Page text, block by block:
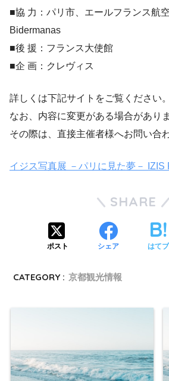
■協 力：パリ市、エールフランス航
Bidermanas
■後 援：フランス大使館
■企 画：クレヴィス
詳しくは下記サイトをご覧ください。
なお、内容に変更がある場合があり
その際は、直接主催者様へお問い合
イジス写真展 －パリに見た夢－
SHARE
ポスト シェア はてブ
CATEGORY : 京都観光情報